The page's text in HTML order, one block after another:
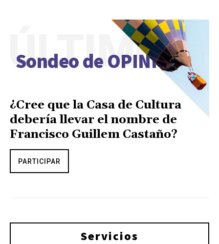
Sondeo de OPINIÓN
ÚLTIMO
¿Cree que la Casa de Cultura
debería llevar el nombre de
Francisco Guillem Castaño?
PARTICIPAR
Servicios